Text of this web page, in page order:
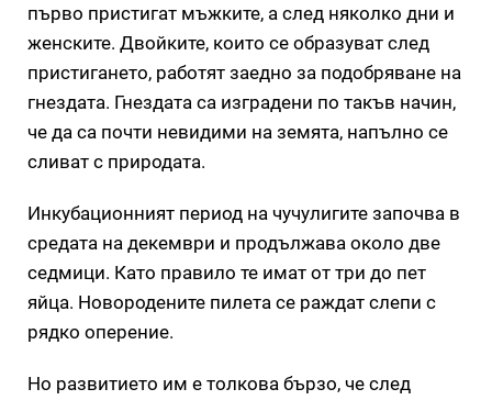
първо пристигат мъжките, а след няколко дни и
женските. Двойките, които се образуват след
пристигането, работят заедно за подобряване на
гнездата. Гнездата са изградени по такъв начин,
че да са почти невидими на земята, напълно се
сливат с природата.
Инкубационният период на чучулигите започва в
средата на декември и продължава около две
седмици. Като правило те имат от три до пет
яйца. Новородените пилета се раждат слепи с
рядко оперение.
Но развитието им е толкова бързо, че след